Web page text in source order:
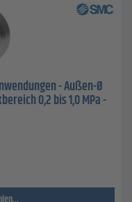
- Außen-Ø
0,2 bis 1,0 MPa -